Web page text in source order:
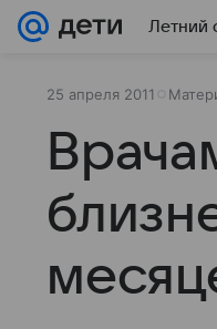
Летний
25 апреля 2011